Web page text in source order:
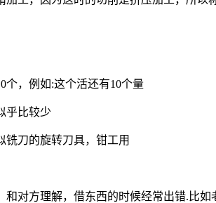
个，例如:这个活还有10个量
乎比较少
铣刀的旋转刀具，钳工用
和对方理解，借东西的时候经常出错.比